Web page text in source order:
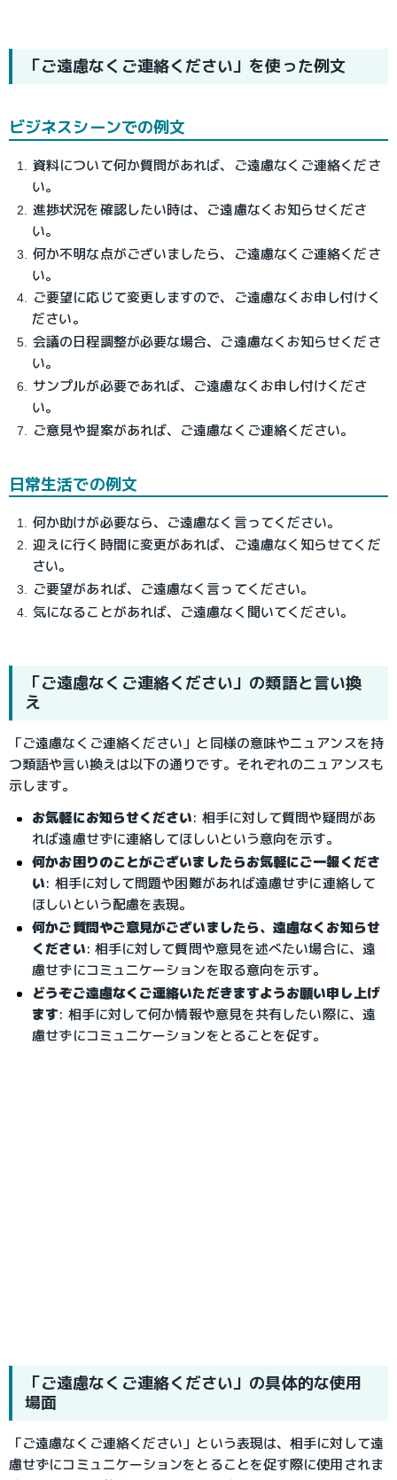
「ご遠慮なくご連絡ください」を使った例文
ビジネスシーンでの例文
資料について何か質問があれば、ご遠慮なくご連絡くださ
い。
進捗状況を確認したい時は、ご遠慮なくお知らせくださ
い。
何か不明な点がございましたら、ご遠慮なくご連絡くださ
い。
ご要望に応じて変更しますので、ご遠慮なくお申し付けく
ださい。
会議の日程調整が必要な場合、ご遠慮なくお知らせくださ
い。
サンプルが必要であれば、ご遠慮なくお申し付けくださ
い。
ご意見や提案があれば、ご遠慮なくご連絡ください。
日常生活での例文
何か助けが必要なら、ご遠慮なく言ってください。
迎えに行く時間に変更があれば、ご遠慮なく知らせてくだ
さい。
ご要望があれば、ご遠慮なく言ってください。
気になることがあれば、ご遠慮なく聞いてください。
「ご遠慮なくご連絡ください」の類語と言い換
え
「ご遠慮なくご連絡ください」と同様の意味やニュアンスを持
つ類語や言い換えは以下の通りです。それぞれのニュアンスも
示します。
お気軽にお知らせください: 相手に対して質問や疑問があ
れば遠慮せずに連絡してほしいという意向を示す。
何かお困りのことがございましたらお気軽にご一報くださ
い: 相手に対して問題や困難があれば遠慮せずに連絡して
ほしいという配慮を表現。
何かご質問やご意見がございましたら、遠慮なくお知らせ
ください: 相手に対して質問や意見を述べたい場合に、遠
慮せずにコミュニケーションを取る意向を示す。
どうぞご遠慮なくご連絡いただきますようお願い申し上げ
ます: 相手に対して何か情報や意見を共有したい際に、遠
慮せずにコミュニケーションをとることを促す。
「ご遠慮なくご連絡ください」の具体的な使用
場面
「ご遠慮なくご連絡ください」という表現は、相手に対して遠
慮せずにコミュニケーションをとることを促す際に使用されま